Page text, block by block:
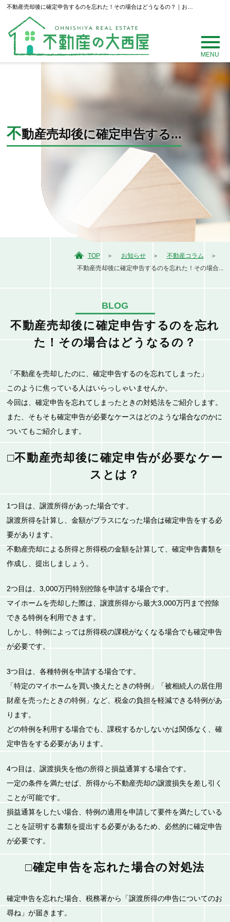
MENU
不動産売却後に確定申告する...
TOP お知らせ
不動産コラム
不動産売却後に確定申告するのを忘れた！その場合...
BLOG
不動産売却後に確定申告するのを忘れ
た！その場合はどうなるの？
「不動産を売却したのに、確定申告するのを忘れてしまった」
このように焦っている人はいらっしゃいませんか。
今回は、確定申告を忘れてしまったときの対処法をご紹介します。
また、そもそも確定申告が必要なケースはどのような場合なのかに
ついてもご紹介します。
□不動産売却後に確定申告が必要なケー
スとは？
1つ目は、譲渡所得があった場合です。
譲渡所得を計算し、金額がプラスになった場合は確定申告をする必
要があります。
不動産売却による所得と所得税の金額を計算して、確定申告書類を
作成し、提出しましょう。
2つ目は、3,000万円特別控除を申請する場合です。
マイホームを売却した際は、譲渡所得から最大3,000万円まで控除
できる特例を利用できます。
しかし、特例によっては所得税の課税がなくなる場合でも確定申告
が必要です。
3つ目は、各種特例を申請する場合です。
「特定のマイホームを買い換えたときの特例」「被相続人の居住用
財産を売ったときの特例」など、税金の負担を軽減できる特例があ
ります。
どの特例を利用する場合でも、課税するかしないかは関係なく、確
定申告をする必要があります。
4つ目は、譲渡損失を他の所得と損益通算する場合です。
一定の条件を満たせば、所得から不動産売却の譲渡損失を差し引く
ことが可能です。
損益通算をしたい場合、特例の適用を申請して要件を満たしている
ことを証明する書類を提出する必要があるため、必然的に確定申告
が必要です。
□確定申告を忘れた場合の対処法
確定申告を忘れた場合、税務署から「譲渡所得の申告についてのお
尋ね」が届きます。